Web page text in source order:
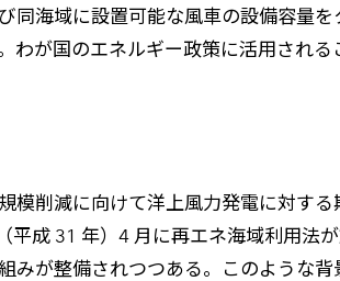
同海域に設置可能な風車の設備容量
わが国のエネルギー政策に活用される
模削減に向けて洋上風力発電に対す
平成 31 年）4 月に再エネ海域利用法
みが整備されつつある。このような